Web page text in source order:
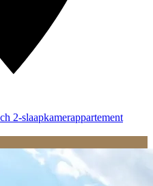
2-slaapkamerappartement